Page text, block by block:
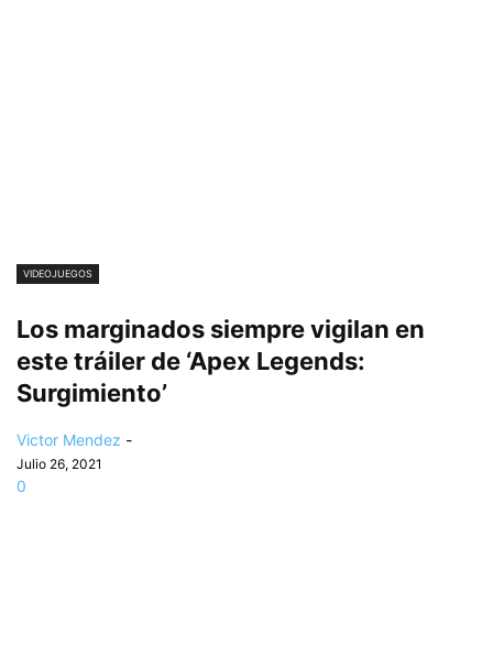
VIDEOJUEGOS
Los marginados siempre vigilan en
este tráiler de ‘Apex Legends:
Surgimiento’
Victor Mendez -
Julio 26, 2021
0